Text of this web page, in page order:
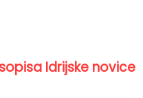
Idrijske novice